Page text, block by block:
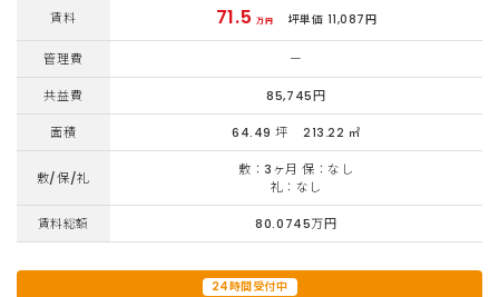
賃料 71.5 万円 坪単価 11,087円
管理費 ー
共益費 85,745円
面積 64.49 坪 213.22 ㎡
敷/保/礼
敷：3ヶ月 保：なし
礼：なし
賃料総額 80.0745万円
24時間受付中